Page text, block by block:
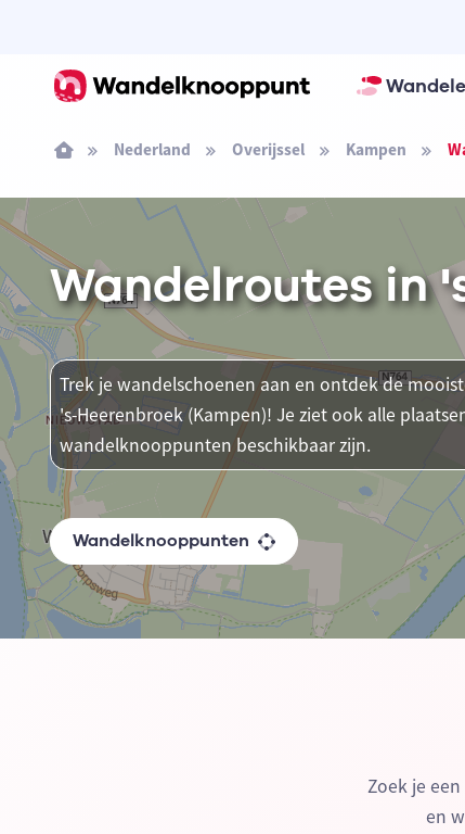
Nederland Overijssel Kampen
Wandelroutes in
Trek je wandelschoenen aan en ontdek de
's-Heerenbroek (Kampen)! Je ziet ook alle
wandelknooppunten beschikbaar zijn.
Wandelknooppunten
Zoek je
en